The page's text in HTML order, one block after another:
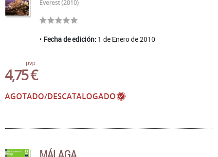
Everest (2010)
Fecha de edición: 1 de Enero de 2010
pvp.
4,75 €
AGOTADO/DESCATALOGADO
MÁLAGA